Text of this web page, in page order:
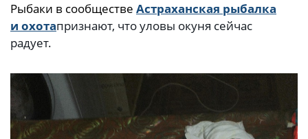
Рыбаки в сообществе Астраханская рыбалка
и охотапризнают, что уловы окуня сейчас
радует.